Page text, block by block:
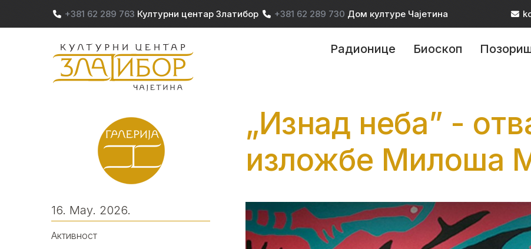
Skip to main content
+381 62 289 763 Културни центар Златибор +381 62 289 730 Дом културе Чајетина
Радионице Биоскоп
16. May. 2026.
Активност
„Изнад неба” -
изложбе Милоша